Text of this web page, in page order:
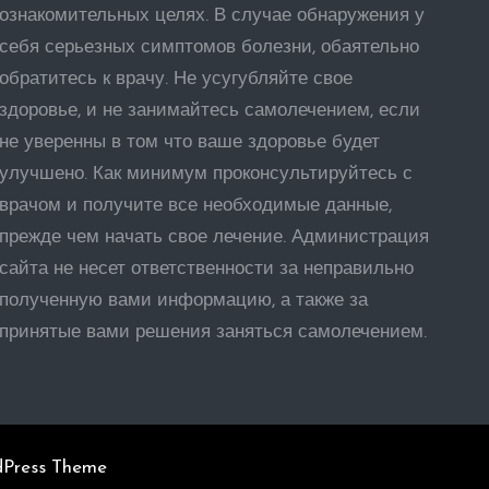
ознакомительных целях. В случае обнаружения у
себя серьезных симптомов болезни, обаятельно
обратитесь к врачу. Не усугубляйте свое
здоровье, и не занимайтесь самолечением, если
не уверенны в том что ваше здоровье будет
улучшено. Как минимум проконсультируйтесь с
врачом и получите все необходимые данные,
прежде чем начать свое лечение. Администрация
сайта не несет ответственности за неправильно
полученную вами информацию, а также за
принятые вами решения заняться самолечением.
Theme